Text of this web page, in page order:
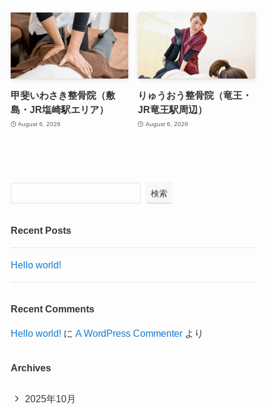
甲斐いわさき整骨院（敷
島・JR塩崎駅エリア）
August 6, 2026
りゅうおう整骨院（竜王・
JR竜王駅周辺）
August 6, 2026
検索
Recent Posts
Hello world!
Recent Comments
Hello world! に A WordPress Commenterより
Archives
2025年10月